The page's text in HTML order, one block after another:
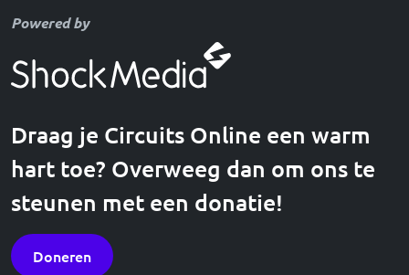
Powered by
Draag je Circuits Online een warm
hart toe? Overweeg dan om ons te
steunen met een donatie!
Doneren